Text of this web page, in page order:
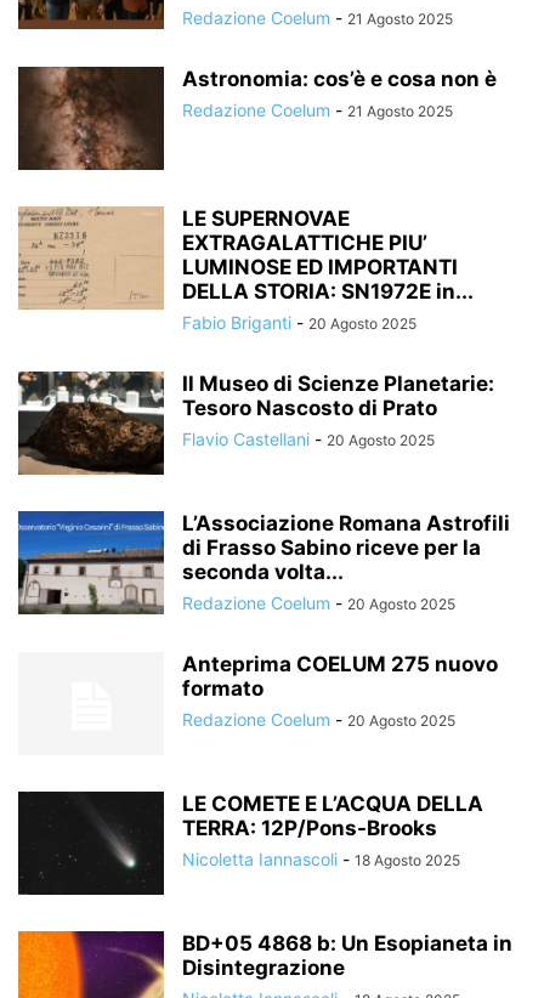
Redazione Coelum - 21 Agosto 2025
Astronomia: cos’è e cosa non è
Redazione Coelum - 21 Agosto 2025
LE SUPERNOVAE
EXTRAGALATTICHE PIU’
LUMINOSE ED IMPORTANTI
DELLA STORIA: SN1972E in...
Fabio Briganti - 20 Agosto 2025
Il Museo di Scienze Planetarie:
Tesoro Nascosto di Prato
Flavio Castellani - 20 Agosto 2025
L’Associazione Romana Astrofili
di Frasso Sabino riceve per la
seconda volta...
Redazione Coelum - 20 Agosto 2025
Anteprima COELUM 275 nuovo
formato
Redazione Coelum - 20 Agosto 2025
LE COMETE E L’ACQUA DELLA
TERRA: 12P/Pons-Brooks
Nicoletta Iannascoli - 18 Agosto 2025
BD+05 4868 b: Un Esopianeta in
Disintegrazione